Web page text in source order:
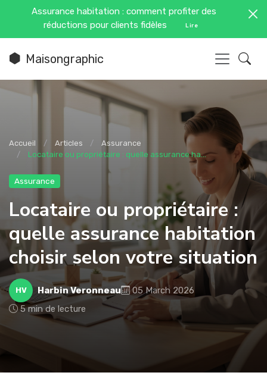
Assurance habitation : comment profiter des
réductions pour clients fidèles
Lire
Maisongraphic
Accueil Articles
Assurance
Locataire ou propriétaire : quelle assurance ha...
Assurance
Locataire ou propriétaire :
quelle assurance habitation
choisir selon votre situation
HV Harbin Veronneau
05 March 2026
5 min de lecture